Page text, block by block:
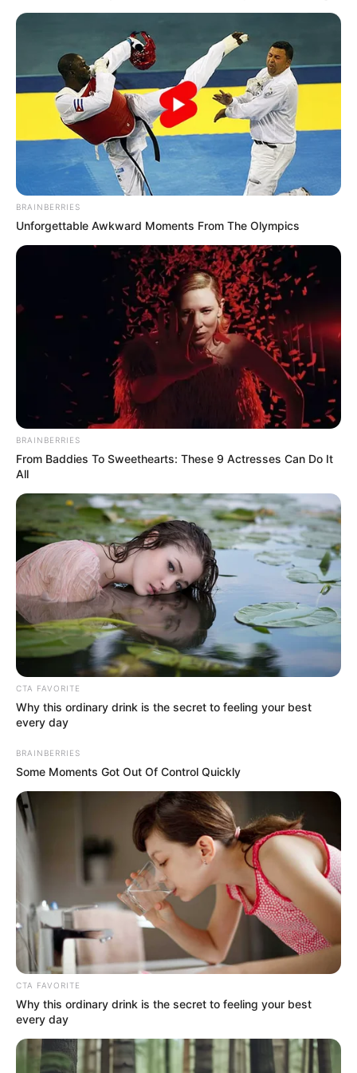
árbol deja un trabajador
heridos más
CAÍDA DE ÁRBOLES
TransMilenio cierra
estaciones en la Avenida
Caracas: árbol cayó en la
CAÍDA DE ÁRBOLES
Aserrador falleció al ser
aplastado por un árbol en
zona rural de Cajamarca,
Tolima
TRANCÓN EN BOGOTÁ
Árbol aplastó carro en la
Autopista Norte y arma
tronco'e trancón
CAÍDA DE ÁRBOLES
A la fecha en Neiva se han
intervenido cerca de 400
árboles en riesgo por
colapso
VEHÍCULO
Rama de gran tamaño
cayó sobre un furgón en
TEMAS DESTACADOS
EMERGENCIAS POR LLUVIAS
FUERTES LLUVIAS
VIA AL LLANO
LIGA BETPLAY
METRO DE MEDELLÍN
CORTES DE LUZ
CORTES DE AGUA
FENÓMENO DEL NIÑO
BRAINBERRIES
Unforgettable Awkward Moments From The Olympics
BRAINBERRIES
From Baddies To Sweethearts: These 9 Actresses Can Do It
All
CTA FAVORITE
Why this ordinary drink is the secret to feeling your best
every day
BRAINBERRIES
Some Moments Got Out Of Control Quickly
CTA FAVORITE
Why this ordinary drink is the secret to feeling your best
every day